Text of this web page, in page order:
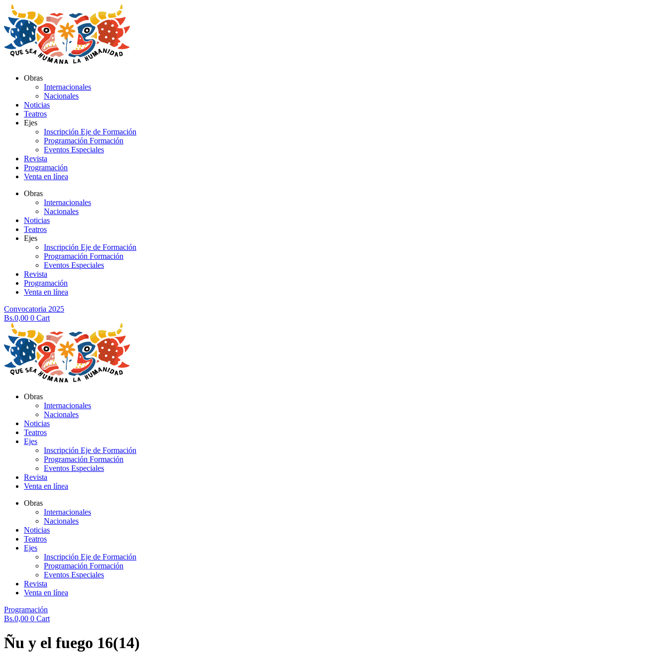
al
contenido
Obras
Internacionales
Nacionales
Noticias
Teatros
Ejes
Inscripción Eje de Formación
Programación Formación
Eventos Especiales
Revista
Programación
Venta en línea
Obras
Internacionales
Nacionales
Noticias
Teatros
Ejes
Inscripción Eje de Formación
Programación Formación
Eventos Especiales
Revista
Programación
Venta en línea
Convocatoria 2025
Bs.0,00 0 Cart
Obras
Internacionales
Nacionales
Noticias
Teatros
Ejes
Inscripción Eje de Formación
Programación Formación
Eventos Especiales
Revista
Venta en línea
Obras
Internacionales
Nacionales
Noticias
Teatros
Ejes
Inscripción Eje de Formación
Programación Formación
Eventos Especiales
Revista
Venta en línea
Programación
Bs.0,00 0 Cart
Ñu y el fuego 16(14)